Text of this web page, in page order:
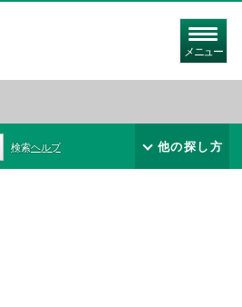
メニュー
検索ヘルプ 他の探し方